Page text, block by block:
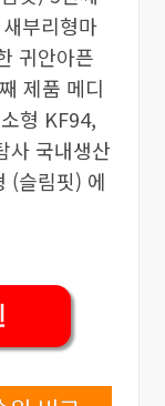
부리형마
귀안아픈
제품 메디
형 KF94,
사 국내생산
(슬림핏) 에